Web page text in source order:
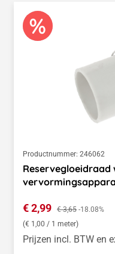
Productnummer: 246062
Reservegloeidraad
Verkoopprijs:
€ 2,99 Normale prijs:
€ 3,65 -18.08%
(€ 1,00 / 1 meter)
Prijzen incl. BTW en